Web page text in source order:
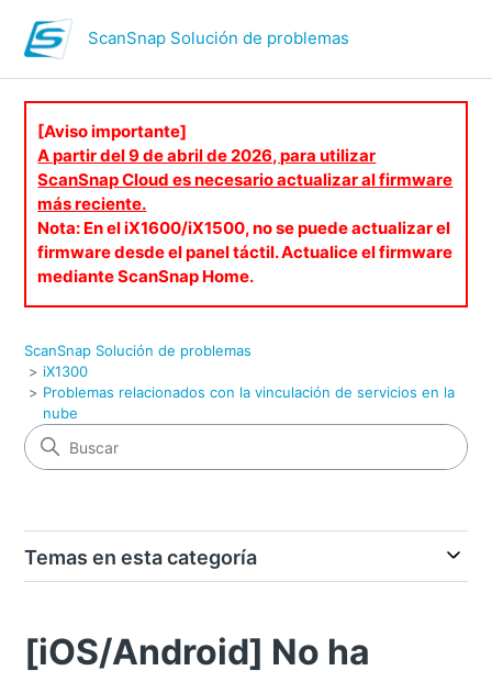
ScanSnap Solución de problemas
[Aviso importante]
A partir del 9 de abril de 2026, para utilizar
ScanSnap Cloud es necesario actualizar al firmware
más reciente.
Nota: En el iX1600/iX1500, no se puede actualizar el
firmware desde el panel táctil. Actualice el firmware
mediante ScanSnap Home.
ScanSnap Solución de problemas
iX1300
Problemas relacionados con la vinculación de servicios en la
nube
Temas en esta categoría
[iOS/Android] No ha